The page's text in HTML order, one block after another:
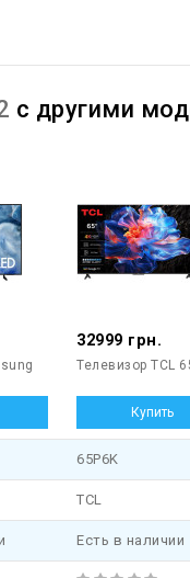
с другими
32999 грн.
Телевизор TCL
65P6K
TCL
Есть в наличии